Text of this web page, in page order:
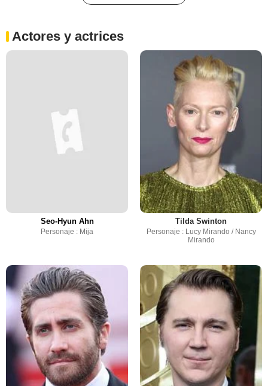
Actores y actrices
Seo-Hyun Ahn
Personaje : Mija
Tilda Swinton
Personaje : Lucy Mirando / Nancy
Mirando